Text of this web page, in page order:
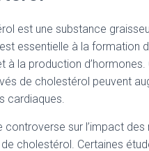
est une substance
essentielle à la formation
à la production d’hormones.
de cholestérol peuvent
cardiaques.
controverse sur l’impact des
cholestérol. Certaines